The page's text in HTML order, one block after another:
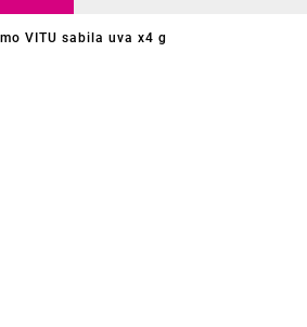
VITU sabila uva x4 g